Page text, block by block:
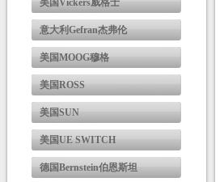
美国Vickers威格士
意大利Gefran杰弗伦
美国MOOG穆格
美国ROSS
美国SUN
美国UE SWITCH
德国Bernstein伯恩斯坦